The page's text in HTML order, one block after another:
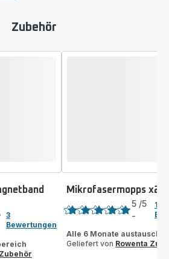
Zubehör
3
Bewertungen
Mikrofasermopps x2
Bewertung
mit
5
5 /5
-
1
Alle 6 Monate
Geliefert von Rowenta